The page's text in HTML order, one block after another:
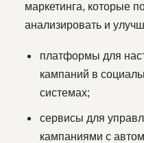
маркетинга, которые
анализировать и
платформы для
кампаний в
системах;
сервисы для
кампаниями с